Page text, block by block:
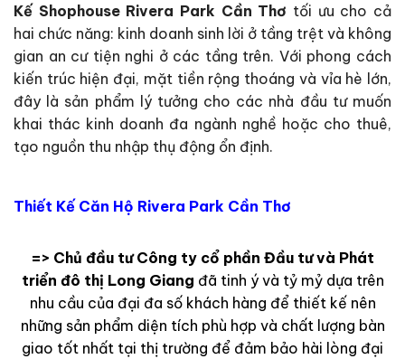
Kế Shophouse Rivera Park Cần Thơ tối ưu cho cả
hai chức năng: kinh doanh sinh lời ở tầng trệt và không
gian an cư tiện nghi ở các tầng trên. Với phong cách
kiến trúc hiện đại, mặt tiền rộng thoáng và vỉa hè lớn,
đây là sản phẩm lý tưởng cho các nhà đầu tư muốn
khai thác kinh doanh đa ngành nghề hoặc cho thuê,
tạo nguồn thu nhập thụ động ổn định.
Thiết Kế Căn Hộ Rivera Park Cần Thơ
=> Chủ đầu tư Công ty cổ phần Đầu tư và Phát
triển đô thị Long Giang đã tinh ý và tỷ mỷ dựa trên
nhu cầu của đại đa số khách hàng để thiết kế nên
những sản phẩm diện tích phù hợp và chất lượng bàn
giao tốt nhất tại thị trường để đảm bảo hài lòng đại